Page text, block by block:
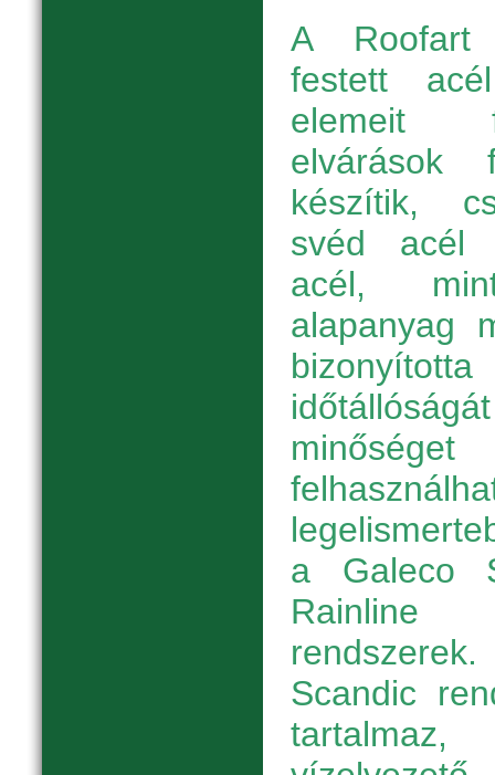
A Roofart
festett
elemeit
elvárások
készítik,
svéd acél
acél,
alapanyag
a Galeco
Scandic